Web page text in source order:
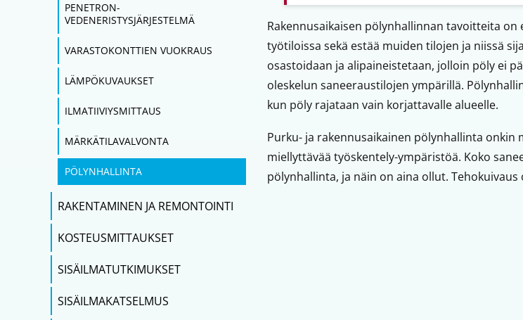
PENETRON-
VEDENERISTYSJÄRJESTELMÄ
VARASTOKONTTIEN VUOKRAUS
LÄMPÖKUVAUKSET
ILMATIIVIYSMITTAUS
MÄRKÄTILAVALVONTA
PÖLYNHALLINTA
RAKENTAMINEN JA REMONTOINTI
KOSTEUSMITTAUKSET
SISÄILMATUTKIMUKSET
SISÄILMAKATSELMUS
Rakennusaikaisen pölynhallinnan tavoitteita
työtiloissa sekä estää muiden tilojen ja niissä
osastoidaan ja alipaineistetaan, jolloin pöly ei
oleskelun saneeraustilojen ympärillä.
kun pöly rajataan vain korjattavalle alueelle.
Purku- ja rakennusaikainen pölynhallinta
miellyttävää työskentely-ympäristöä. Koko
pölynhallinta, ja näin on aina ollut.